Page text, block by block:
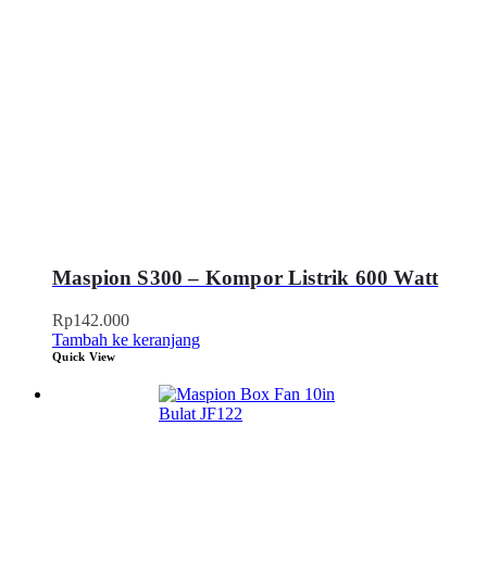
Maspion S300 – Kompor Listrik 600 Watt
Rp142.000
Tambah ke keranjang
Quick View